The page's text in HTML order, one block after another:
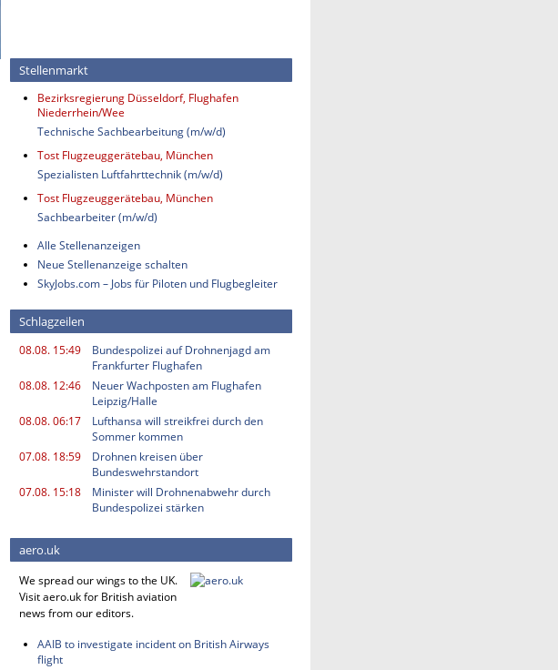
Stellenmarkt
Bezirksregierung Düsseldorf, Flughafen
Niederrhein/Wee
Technische Sachbearbeitung (m/w/d)
Tost Flugzeuggerätebau, München
Spezialisten Luftfahrttechnik (m/w/d)
Tost Flugzeuggerätebau, München
Sachbearbeiter (m/w/d)
Alle Stellenanzeigen
Neue Stellenanzeige schalten
SkyJobs.com – Jobs für Piloten und Flugbegleiter
Schlagzeilen
08.08. 15:49
Bundespolizei auf Drohnenjagd am
Frankfurter Flughafen
08.08. 12:46
Neuer Wachposten am Flughafen
Leipzig/Halle
08.08. 06:17
Lufthansa will streikfrei durch den
Sommer kommen
07.08. 18:59
Drohnen kreisen über
Bundeswehrstandort
07.08. 15:18
Minister will Drohnenabwehr durch
Bundespolizei stärken
aero.uk
We spread our wings to the UK.
Visit aero.uk for British aviation
news from our editors.
AAIB to investigate incident on British Airways
flight